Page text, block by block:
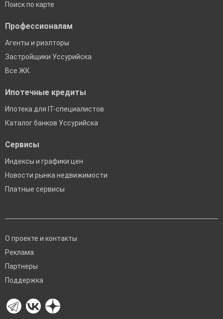
Поиск по карте
Профессионалам
Агенты и риэлторы
Застройщики Уссурийска
Все ЖК
Ипотечные кредиты
Ипотека для IT-специалистов
Каталог банков Уссурийска
Сервисы
Индексы и графики цен
Новости рынка недвижимости
Платные сервисы
О проекте и контакты
Реклама
Партнеры
Поддержка